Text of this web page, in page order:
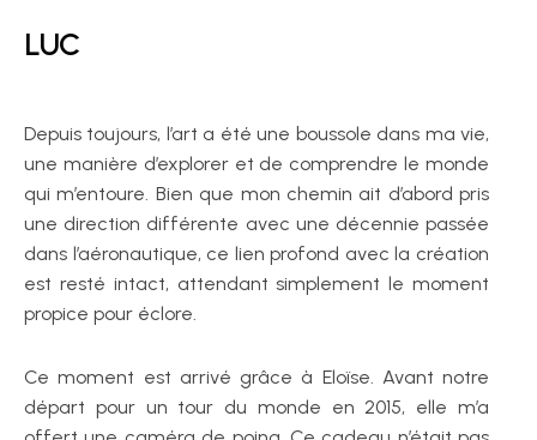
LUC
Depuis toujours, l’art a été une boussole dans ma vie,
une manière d’explorer et de comprendre le monde
qui m’entoure. Bien que mon chemin ait d’abord pris
une direction différente avec une décennie passée
dans l’aéronautique, ce lien profond avec la création
est resté intact, attendant simplement le moment
propice pour éclore.
Ce moment est arrivé grâce à Eloïse. Avant notre
départ pour un tour du monde en 2015, elle m’a